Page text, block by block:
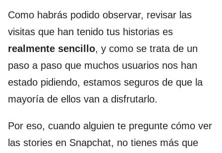
Como habrás podido observar, revisar las
visitas que han tenido tus historias es
realmente sencillo, y como se trata de un
paso a paso que muchos usuarios nos han
estado pidiendo, estamos seguros de que la
mayoría de ellos van a disfrutarlo.
Por eso, cuando alguien te pregunte cómo ver
las stories en Snapchat, no tienes más que